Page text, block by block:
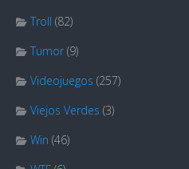
Troll (82)
Tumor (9)
Videojuegos (257)
Viejos Verdes (3)
Win (46)